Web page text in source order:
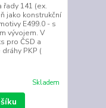
řady 141 (ex.
jako konstrukční
E499.0 - s
vývojem. V
pro ČSD a
PKP (
Skladem